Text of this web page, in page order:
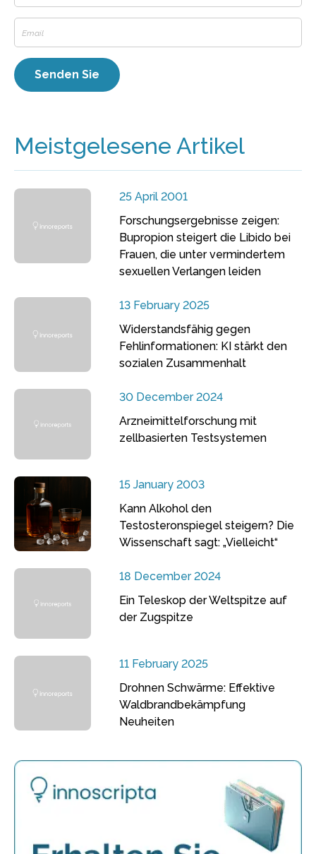
Meistgelesene Artikel
25 April 2001
Forschungsergebnisse zeigen:
Bupropion steigert die Libido bei
Frauen, die unter vermindertem
sexuellen Verlangen leiden
13 February 2025
Widerstandsfähig gegen
Fehlinformationen: KI stärkt den
sozialen Zusammenhalt
30 December 2024
Arzneimittelforschung mit
zellbasierten Testsystemen
15 January 2003
Kann Alkohol den
Testosteronspiegel steigern? Die
Wissenschaft sagt: „Vielleicht“
18 December 2024
Ein Teleskop der Weltspitze auf
der Zugspitze
11 February 2025
Drohnen Schwärme: Effektive
Waldbrandbekämpfung
Neuheiten